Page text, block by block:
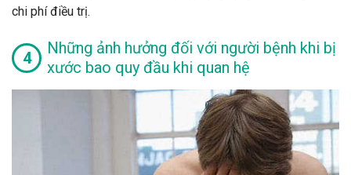
chi phí điều trị.
Những ảnh hưởng đối với người bệnh khi bị
xước bao quy đầu khi quan hệ